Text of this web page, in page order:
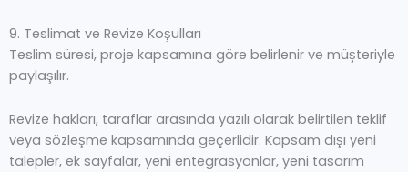
9. Teslimat ve Revize Koşulları
Teslim süresi, proje kapsamına göre belirlenir ve müşteriyle
paylaşılır.
Revize hakları, taraflar arasında yazılı olarak belirtilen teklif
veya sözleşme kapsamında geçerlidir. Kapsam dışı yeni
talepler, ek sayfalar, yeni entegrasyonlar, yeni tasarım